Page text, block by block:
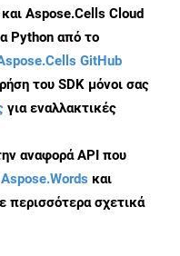
Aspose.Cells Cloud
Python από το
GitHub
του SDK μόνοι σας
για εναλλακτικές
αναφορά API που
Aspose.Words και
περισσότερα σχετικά